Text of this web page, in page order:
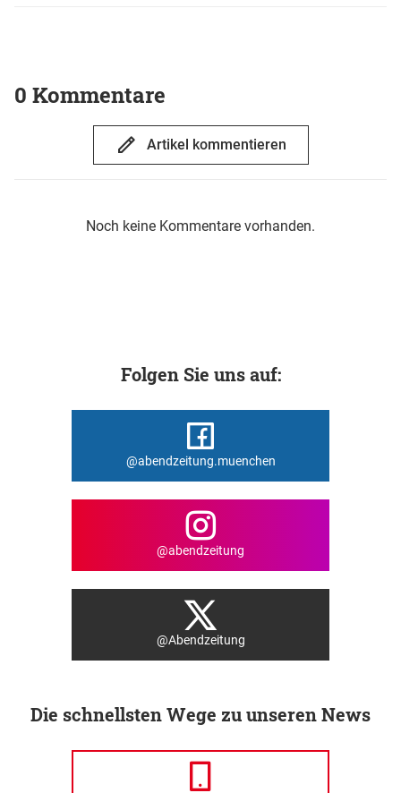
0 Kommentare
Artikel kommentieren
Noch keine Kommentare vorhanden.
Folgen Sie uns auf:
@abendzeitung.muenchen
@abendzeitung
@Abendzeitung
Die schnellsten Wege zu unseren News